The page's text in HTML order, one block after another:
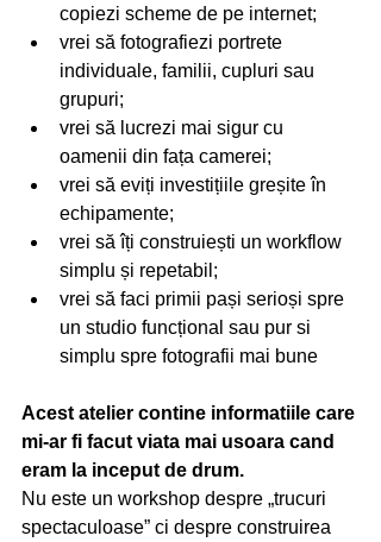
copiezi scheme de pe internet;
vrei să fotografiezi portrete
individuale, familii, cupluri sau
grupuri;
vrei să lucrezi mai sigur cu
oamenii din fața camerei;
vrei să eviți investițiile greșite în
echipamente;
vrei să îți construiești un workflow
simplu și repetabil;
vrei să faci primii pași serioși spre
un studio funcțional sau pur si
simplu spre fotografii mai bune
Acest atelier contine informatiile care
mi-ar fi facut viata mai usoara cand
eram la inceput de drum.
Nu este un workshop despre „trucuri
spectaculoase” ci despre construirea